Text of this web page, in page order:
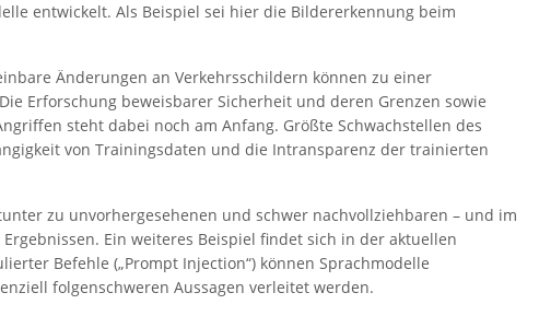
entwickelt. Als Beispiel sei hier die Bildererkennung beim
Änderungen an Verkehrsschildern können zu einer
Erforschung beweisbarer Sicherheit und deren Grenzen sowie
steht dabei noch am Anfang. Größte Schwachstellen des
von Trainingsdaten und die Intransparenz der trainierten
zu unvorhergesehenen und schwer nachvollziehbaren – und im
Ein weiteres Beispiel findet sich in der aktuellen
Befehle („Prompt Injection“) können Sprachmodelle
folgenschweren Aussagen verleitet werden.